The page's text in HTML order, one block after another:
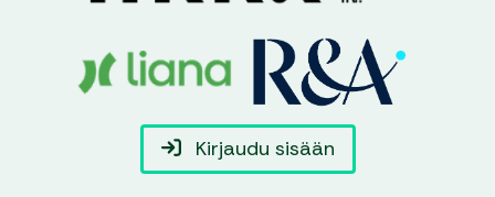
Kirjaudu sisään